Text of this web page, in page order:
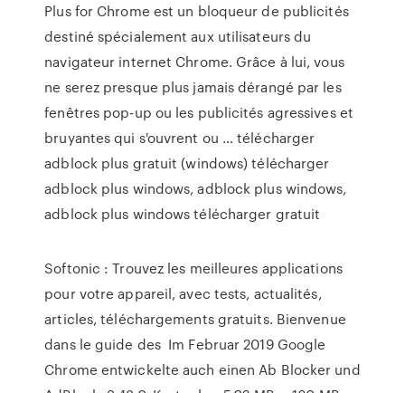
Plus for Chrome est un bloqueur de publicités
destiné spécialement aux utilisateurs du
navigateur internet Chrome. Grâce à lui, vous
ne serez presque plus jamais dérangé par les
fenêtres pop-up ou les publicités agressives et
bruyantes qui s'ouvrent ou … télécharger
adblock plus gratuit (windows) télécharger
adblock plus windows, adblock plus windows,
adblock plus windows télécharger gratuit
Softonic : Trouvez les meilleures applications
pour votre appareil, avec tests, actualités,
articles, téléchargements gratuits. Bienvenue
dans le guide des Im Februar 2019 Google
Chrome entwickelte auch einen Ab Blocker und